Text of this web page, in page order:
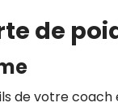
de
de votre